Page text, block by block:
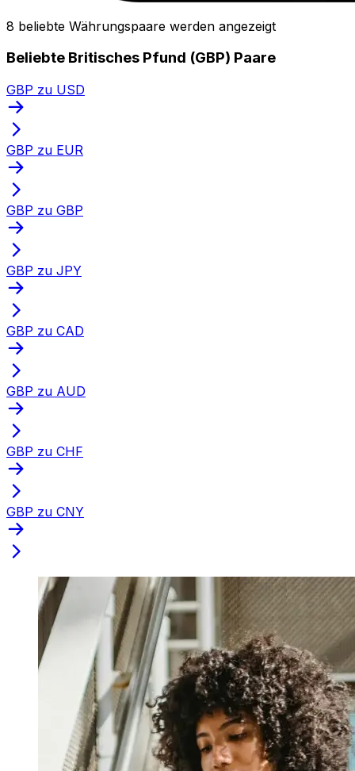
8 beliebte Währungspaare werden angezeigt
Beliebte Britisches Pfund (GBP) Paare
GBP zu USD
GBP zu EUR
GBP zu GBP
GBP zu JPY
GBP zu CAD
GBP zu AUD
GBP zu CHF
GBP zu CNY